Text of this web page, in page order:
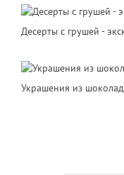
Десерты с грушей -
Украшения из